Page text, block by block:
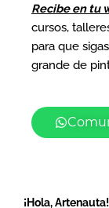
Recibe en tu
cursos,
para que
grande de
¡Hola, Artenauta!